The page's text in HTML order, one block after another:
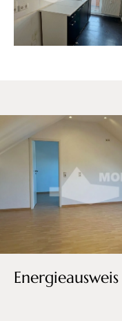
Energieausweis